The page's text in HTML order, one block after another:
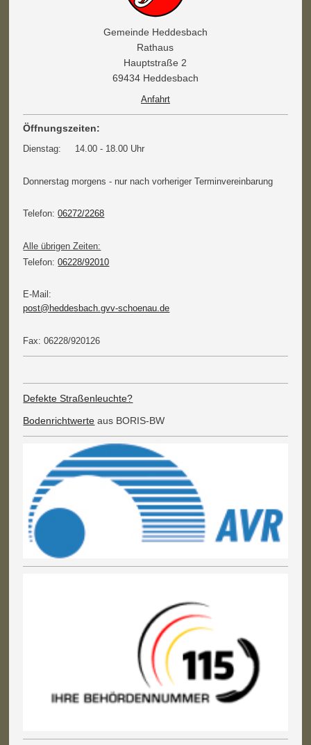
Gemeinde Heddesbach
Rathaus
Hauptstraße 2
69434 Heddesbach
Anfahrt
Öffnungszeiten:
Dienstag: 14.00 - 18.00 Uhr
Donnerstag morgens - nur nach vorheriger Terminvereinbarung
Telefon:06272/2268
Alle übrigen Zeiten:
Telefon:06228/92010
E-Mail:
post@heddesbach.gvv-schoenau.de
Fax: 06228/920126
Defekte Straßenleuchte?
Bodenrichtwerte aus BORIS-BW